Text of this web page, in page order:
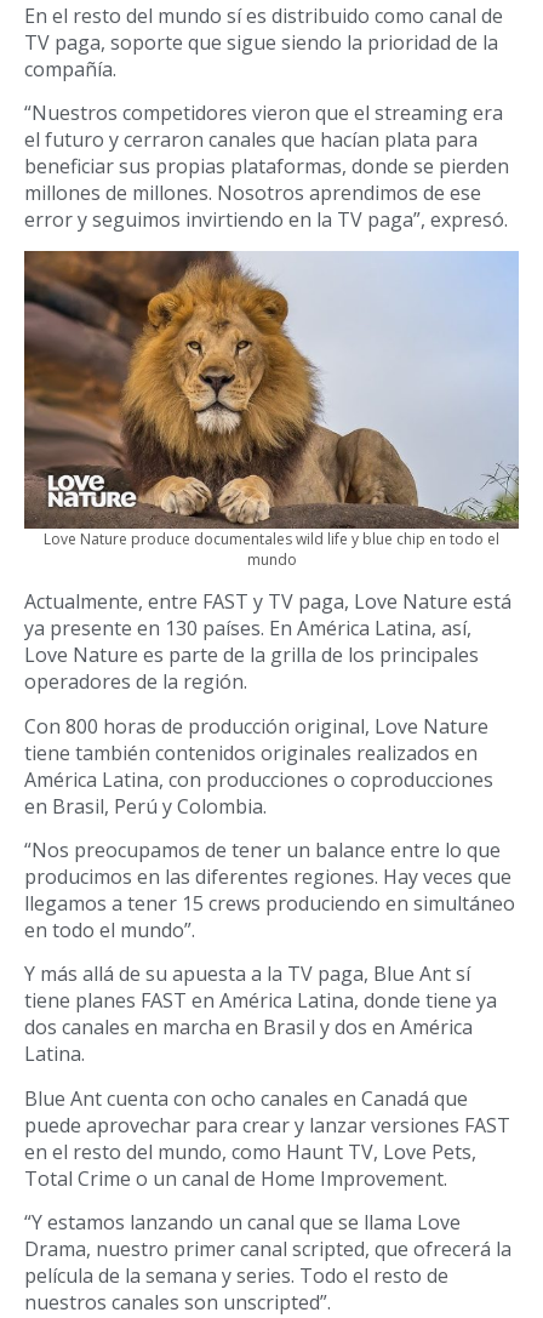
En el resto del mundo sí es distribuido como canal de
TV paga, soporte que sigue siendo la prioridad de la
compañía.
“Nuestros competidores vieron que el streaming era
el futuro y cerraron canales que hacían plata para
beneficiar sus propias plataformas, donde se pierden
millones de millones. Nosotros aprendimos de ese
error y seguimos invirtiendo en la TV paga”, expresó.
Love Nature produce documentales wild life y blue chip en todo el
mundo
Actualmente, entre FAST y TV paga, Love Nature está
ya presente en 130 países. En América Latina, así,
Love Nature es parte de la grilla de los principales
operadores de la región.
Con 800 horas de producción original, Love Nature
tiene también contenidos originales realizados en
América Latina, con producciones o coproducciones
en Brasil, Perú y Colombia.
“Nos preocupamos de tener un balance entre lo que
producimos en las diferentes regiones. Hay veces que
llegamos a tener 15 crews produciendo en simultáneo
en todo el mundo”.
Y más allá de su apuesta a la TV paga, Blue Ant sí
tiene planes FAST en América Latina, donde tiene ya
dos canales en marcha en Brasil y dos en América
Latina.
Blue Ant cuenta con ocho canales en Canadá que
puede aprovechar para crear y lanzar versiones FAST
en el resto del mundo, como Haunt TV, Love Pets,
Total Crime o un canal de Home Improvement.
“Y estamos lanzando un canal que se llama Love
Drama, nuestro primer canal scripted, que ofrecerá la
película de la semana y series. Todo el resto de
nuestros canales son unscripted”.